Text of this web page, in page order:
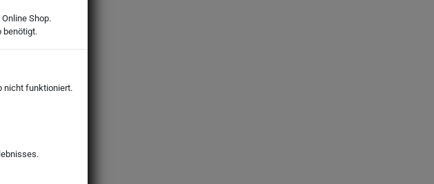
Shop.
benötigt.
nicht funktioniert.